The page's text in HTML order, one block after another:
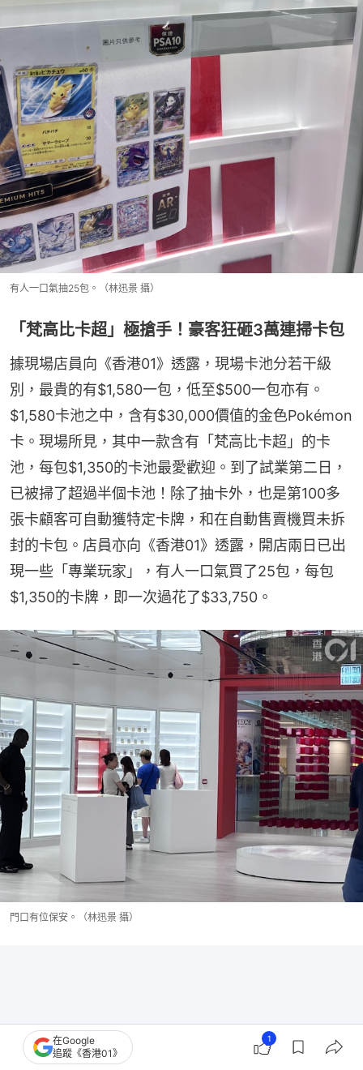
有人一口氣抽25包。（林迅景 攝）
「梵高比卡超」極搶手！豪客狂砸3萬連掃卡包
據現場店員向《香港01》透露，現場卡池分若干級
別，最貴的有$1,580一包，低至$500一包亦有。
$1,580卡池之中，含有$30,000價值的金色Pokémon
卡。現場所見，其中一款含有「梵高比卡超」的卡
池，每包$1,350的卡池最愛歡迎。到了試業第二日，
已被掃了超過半個卡池！除了抽卡外，也是第100多
張卡顧客可自動獲特定卡牌，和在自動售賣機買未拆
封的卡包。店員亦向《香港01》透露，開店兩日已出
現一些「專業玩家」，有人一口氣買了25包，每包
$1,350的卡牌，即一次過花了$33,750。
門口有位保安。（林迅景 攝）
在Google
追蹤《香港01》
1